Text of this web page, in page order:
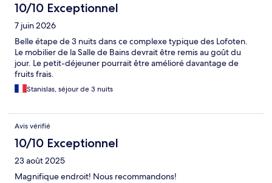
10/10 Exceptionnel
7 juin 2026
Belle étape de 3 nuits dans ce complexe typique des Lofoten.
Le mobilier de la Salle de Bains devrait être remis au goût du
jour. Le petit-déjeuner pourrait être amélioré davantage de
fruits frais.
Stanislas, séjour de 3 nuits
Avis vérifié
10/10 Exceptionnel
23 août 2025
Magnifique endroit! Nous recommandons!